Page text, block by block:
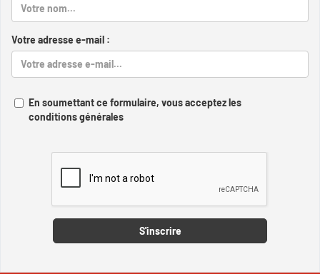
Votre adresse e-mail :
En soumettant ce formulaire, vous acceptez les
conditions générales
S'inscrire